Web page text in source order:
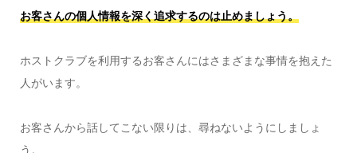
お客さんの個人情報を深く追求するのは止めましょう。
ホストクラブを利用するお客さんにはさまざまな事情を抱えた
人がいます。
お客さんから話してこない限りは、尋ねないようにしましょ
う。